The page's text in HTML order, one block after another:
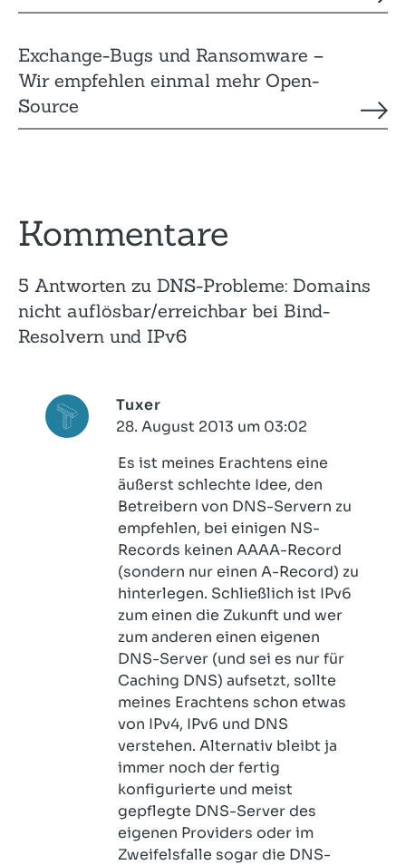
Exchange-Bugs und Ransomware –
Wir empfehlen einmal mehr Open-
Source
Kommentare
5 Antworten zu DNS-Probleme: Domains
nicht auflösbar/erreichbar bei Bind-
Resolvern und IPv6
Tuxer
28. August 2013 um 03:02
Es ist meines Erachtens eine
äußerst schlechte Idee, den
Betreibern von DNS-Servern zu
empfehlen, bei einigen NS-
Records keinen AAAA-Record
(sondern nur einen A-Record) zu
hinterlegen. Schließlich ist IPv6
zum einen die Zukunft und wer
zum anderen einen eigenen
DNS-Server (und sei es nur für
Caching DNS) aufsetzt, sollte
meines Erachtens schon etwas
von IPv4, IPv6 und DNS
verstehen. Alternativ bleibt ja
immer noch der fertig
konfigurierte und meist
gepflegte DNS-Server des
eigenen Providers oder im
Zweifelsfalle sogar die DNS-